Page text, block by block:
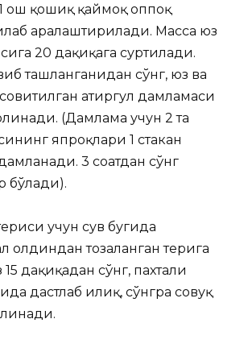
ош қошиқ қаймоқ оппоқ
аралаштирилади. Масса юз
20 дақиқага суртилади.
ташланганидан сўнг, юз ва
атиргул дамламаси
(Дамлама учун 2 та
япроқлари 1 стакан
3 соатдан сўнг
бўлади).
учун сув бугида
олдиндан тозаланган терига
дақиқадан сўнг, пахтали
дастлаб илиқ, сўнгра совуқ